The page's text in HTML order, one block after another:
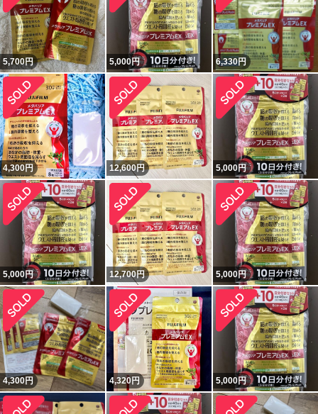
5,700円 5,000円 6,330円
4,300円 12,600円 5,000円
5,000円 12,700円 5,000円
4,300円 4,320円 5,000円